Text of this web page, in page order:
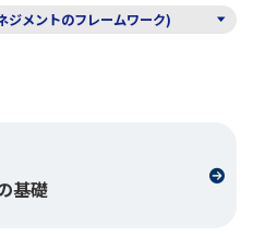
メントのフレームワーク)
基礎